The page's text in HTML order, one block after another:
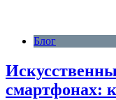
Блог
смартфонах: